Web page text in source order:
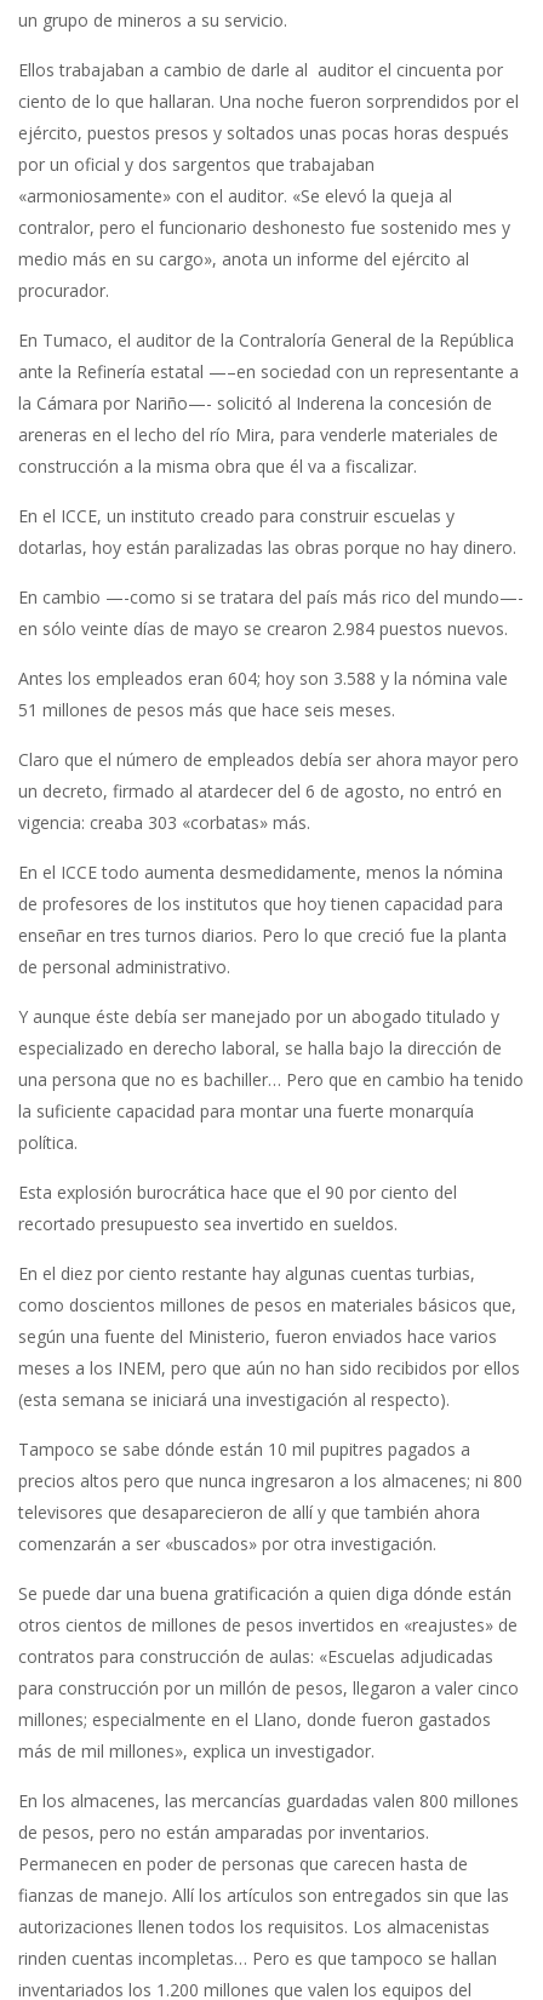
un grupo de mineros a su servicio.
Ellos trabajaban a cambio de darle al auditor el cincuenta por
ciento de lo que hallaran. Una noche fueron sorprendidos por el
ejército, puestos presos y soltados unas pocas horas después
por un oficial y dos sargentos que trabajaban
«armoniosamente» con el auditor. «Se elevó la queja al
contralor, pero el funcionario deshonesto fue sostenido mes y
medio más en su cargo», anota un informe del ejército al
procurador.
En Tumaco, el auditor de la Contraloría General de la República
ante la Refinería estatal —–en sociedad con un representante a
la Cámara por Nariño—- solicitó al Inderena la concesión de
areneras en el lecho del río Mira, para venderle materiales de
construcción a la misma obra que él va a fiscalizar.
En el ICCE, un instituto creado para construir escuelas y
dotarlas, hoy están paralizadas las obras porque no hay dinero.
En cambio —-como si se tratara del país más rico del mundo—-
en sólo veinte días de mayo se crearon 2.984 puestos nuevos.
Antes los empleados eran 604; hoy son 3.588 y la nómina vale
51 millones de pesos más que hace seis meses.
Claro que el número de empleados debía ser ahora mayor pero
un decreto, firmado al atardecer del 6 de agosto, no entró en
vigencia: creaba 303 «corbatas» más.
En el ICCE todo aumenta desmedidamente, menos la nómina
de profesores de los institutos que hoy tienen capacidad para
enseñar en tres turnos diarios. Pero lo que creció fue la planta
de personal administrativo.
Y aunque éste debía ser manejado por un abogado titulado y
especializado en derecho laboral, se halla bajo la dirección de
una persona que no es bachiller… Pero que en cambio ha tenido
la suficiente capacidad para montar una fuerte monarquía
política.
Esta explosión burocrática hace que el 90 por ciento del
recortado presupuesto sea invertido en sueldos.
En el diez por ciento restante hay algunas cuentas turbias,
como doscientos millones de pesos en materiales básicos que,
según una fuente del Ministerio, fueron enviados hace varios
meses a los INEM, pero que aún no han sido recibidos por ellos
(esta semana se iniciará una investigación al respecto).
Tampoco se sabe dónde están 10 mil pupitres pagados a
precios altos pero que nunca ingresaron a los almacenes; ni 800
televisores que desaparecieron de allí y que también ahora
comenzarán a ser «buscados» por otra investigación.
Se puede dar una buena gratificación a quien diga dónde están
otros cientos de millones de pesos invertidos en «reajustes» de
contratos para construcción de aulas: «Escuelas adjudicadas
para construcción por un millón de pesos, llegaron a valer cinco
millones; especialmente en el Llano, donde fueron gastados
más de mil millones», explica un investigador.
En los almacenes, las mercancías guardadas valen 800 millones
de pesos, pero no están amparadas por inventarios.
Permanecen en poder de personas que carecen hasta de
fianzas de manejo. Allí los artículos son entregados sin que las
autorizaciones llenen todos los requisitos. Los almacenistas
rinden cuentas incompletas… Pero es que tampoco se hallan
inventariados los 1.200 millones que valen los equipos del